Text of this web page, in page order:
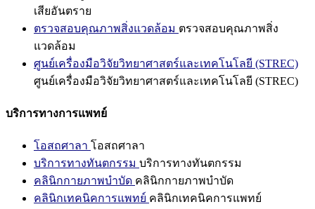
เสียอันตราย
ตรวจสอบคุณภาพสิ่งแวดล้อม ตรวจสอบคุณภาพสิ่ง
แวดล้อม
ศูนย์เครื่องมือวิจัยวิทยาศาสตร์และเทคโนโลยี (STREC)
ศูนย์เครื่องมือวิจัยวิทยาศาสตร์และเทคโนโลยี (STREC)
บริการทางการแพทย์
โอสถศาลา โอสถศาลา
บริการทางทันตกรรม บริการทางทันตกรรม
คลินิกกายภาพบำบัด คลินิกกายภาพบำบัด
คลินิกเทคนิคการแพทย์ คลินิกเทคนิคการแพทย์